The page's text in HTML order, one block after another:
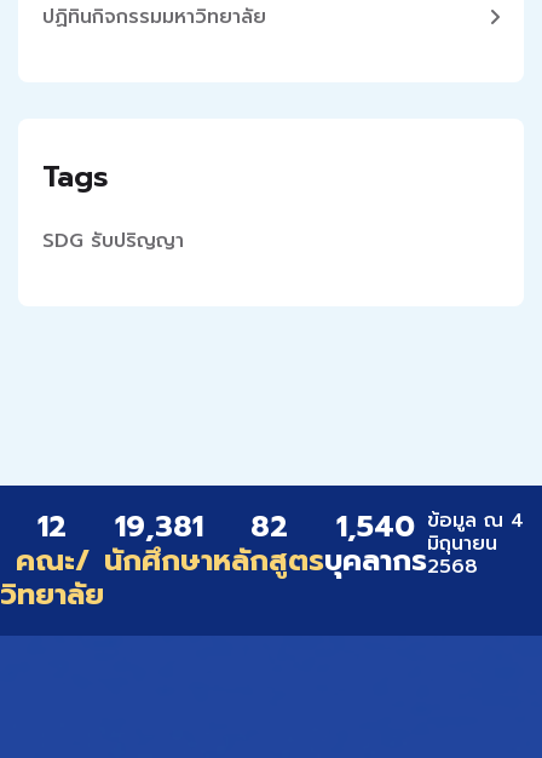
ปฏิทินกิจกรรมมหาวิทยาลัย
Tags
SDG รับปริญญา
12
คณะ/
วิทยาลัย
19,381
นักศึกษา
82
หลักสูตร
1,540
บุคลากร
ข้อมูล ณ 4
มิถุนายน
2568